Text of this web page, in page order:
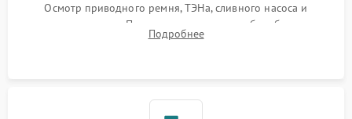
Осмотр приводного ремня, ТЭНа, сливного насоса и
амортизаторов. Проверка подшипников барабана и
крестовины на износ, а манжеты люка на разрывы.
Подробнее